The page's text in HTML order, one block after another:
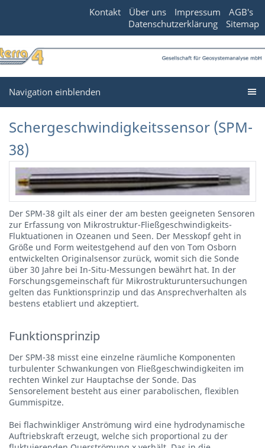
Kontakt Über uns Impressum
AGB's
Datenschutzerklärung
Sitemap
Navigation einblenden
Schergeschwindigkeitssensor (SPM-
38)
Der SPM-38 gilt als einer der am besten geeigneten Sensoren
zur Erfassung von Mikrostruktur-Fließgeschwindigkeits-
Fluktuationen in Ozeanen und Seen. Der Messkopf geht in
Größe und Form weitestgehend auf den von Tom Osborn
entwickelten Originalsensor zurück, womit sich die Sonde
über 30 Jahre bei In-Situ-Messungen bewährt hat. In der
Forschungsgemeinschaft für Mikrostrukturuntersuchungen
gelten das Funktionsprinzip und das Ansprechverhalten als
bestens etabliert und akzeptiert.
Funktionsprinzip
Der SPM-38 misst eine einzelne räumliche Komponenten
turbulenter Schwankungen von Fließgeschwindigkeiten im
rechten Winkel zur Hauptachse der Sonde. Das
Sensorelement besteht aus einer parabolischen, flexiblen
Gummispitze.
Bei flachwinkliger Anströmung wird eine hydrodynamische
Auftriebskraft erzeugt, welche sich proportional zu der